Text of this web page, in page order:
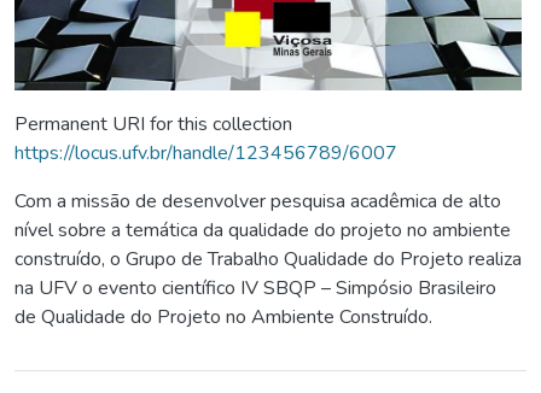
Permanent URI for this collection
https://locus.ufv.br/handle/123456789/6007
Com a missão de desenvolver pesquisa acadêmica de alto
nível sobre a temática da qualidade do projeto no ambiente
construído, o Grupo de Trabalho Qualidade do Projeto realiza
na UFV o evento científico IV SBQP – Simpósio Brasileiro
de Qualidade do Projeto no Ambiente Construído.